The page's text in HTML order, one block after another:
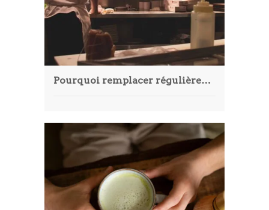
Pourquoi remplacer régulièrement les grilles de votre hotte professionnelle ?